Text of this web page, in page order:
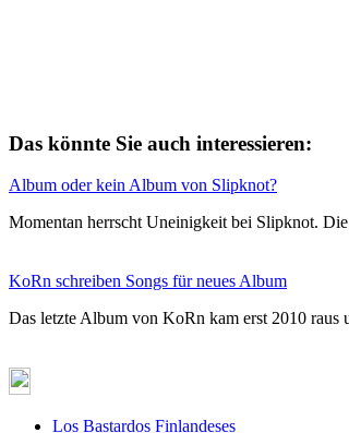
Das könnte Sie auch interessieren:
Album oder kein Album von Slipknot?
Momentan herrscht Uneinigkeit bei Slipknot.
KoRn schreiben Songs für neues Album
Das letzte Album von KoRn kam erst 2010
Los Bastardos Finlandeses